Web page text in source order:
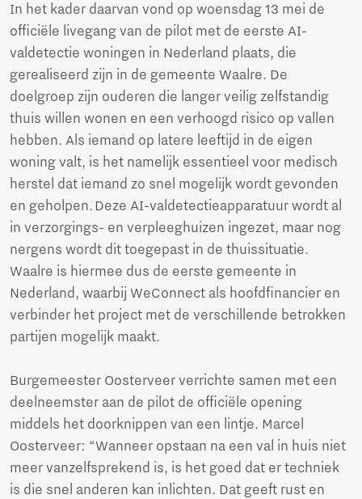
In het kader daarvan vond op woensdag 13 mei de
officiële livegang van de pilot met de eerste AI-
valdetectie woningen in Nederland plaats, die
gerealiseerd zijn in de gemeente Waalre. De
doelgroep zijn ouderen die langer veilig zelfstandig
thuis willen wonen en een verhoogd risico op vallen
hebben. Als iemand op latere leeftijd in de eigen
woning valt, is het namelijk essentieel voor medisch
herstel dat iemand zo snel mogelijk wordt gevonden
en geholpen. Deze AI-valdetectieapparatuur wordt al
in verzorgings- en verpleeghuizen ingezet, maar nog
nergens wordt dit toegepast in de thuissituatie.
Waalre is hiermee dus de eerste gemeente in
Nederland, waarbij WeConnect als hoofdfinancier en
verbinder het project met de verschillende betrokken
partijen mogelijk maakt.
Burgemeester Oosterveer verrichte samen met een
deelneemster aan de pilot de officiële opening
middels het doorknippen van een lintje. Marcel
Oosterveer: “Wanneer opstaan na een val in huis niet
meer vanzelfsprekend is, is het goed dat er techniek
is die snel anderen kan inlichten. Dat geeft rust en